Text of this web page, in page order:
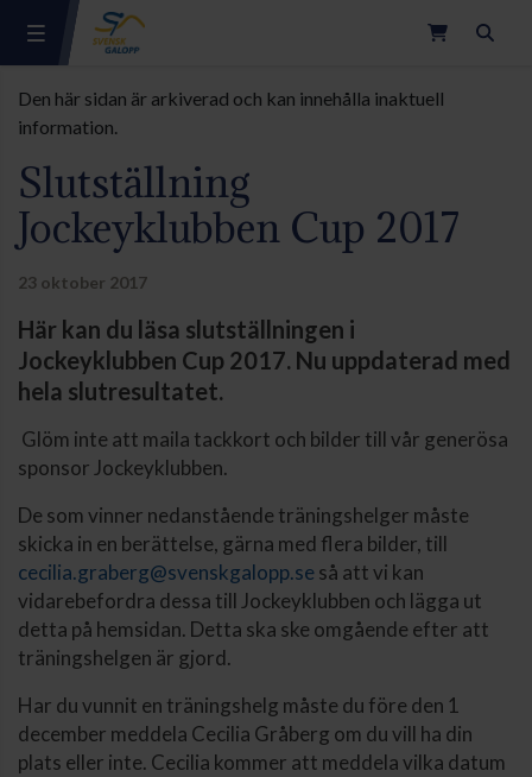
Den här sidan är arkiverad och kan innehålla inaktuell
information.
Slutställning
Jockeyklubben Cup 2017
23 oktober 2017
Här kan du läsa slutställningen i
Jockeyklubben Cup 2017. Nu uppdaterad med
hela slutresultatet.
Glöm inte att maila tackkort och bilder till vår generösa
sponsor Jockeyklubben.
De som vinner nedanstående träningshelger måste
skicka in en berättelse, gärna med flera bilder, till
cecilia.graberg@svenskgalopp.seså att vi kan
vidarebefordra dessa till Jockeyklubben och lägga ut
detta på hemsidan. Detta ska ske omgående efter att
träningshelgen är gjord.
Har du vunnit en träningshelg måste du före den 1
december meddela Cecilia Gråberg om du vill ha din
plats eller inte. Cecilia kommer att meddela vilka datum